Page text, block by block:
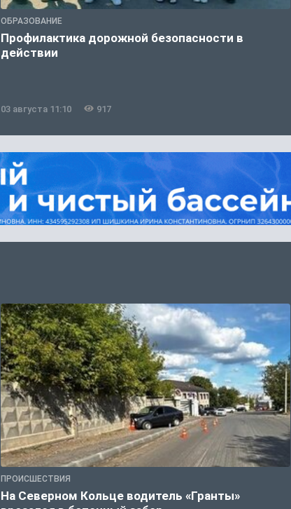
ОБРАЗОВАНИЕ
Профилактика дорожной безопасности в
действии
03 августа 11:10 917
ПРОИСШЕСТВИЯ
На Северном Кольце водитель «Гранты»